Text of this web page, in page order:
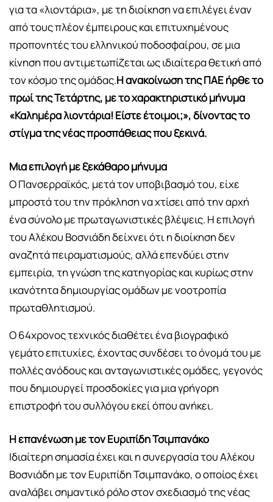
για τα «λιοντάρια», με τη διοίκηση να επιλέγει έναν
από τους πλέον έμπειρους και επιτυχημένους
προπονητές του ελληνικού ποδοσφαίρου, σε μια
κίνηση που αντιμετωπίζεται ως ιδιαίτερα θετική από
τον κόσμο της ομάδας.Η ανακοίνωση της ΠΑΕ ήρθε το
πρωί της Τετάρτης, με το χαρακτηριστικό μήνυμα
«Καλημέρα λιοντάρια! Είστε έτοιμοι;», δίνοντας το
στίγμα της νέας προσπάθειας που ξεκινά.
Μια επιλογή με ξεκάθαρο μήνυμα
Ο Πανσερραϊκός, μετά τον υποβιβασμό του, είχε
μπροστά του την πρόκληση να χτίσει από την αρχή
ένα σύνολο με πρωταγωνιστικές βλέψεις. Η επιλογή
του Αλέκου Βοσνιάδη δείχνει ότι η διοίκηση δεν
αναζητά πειραματισμούς, αλλά επενδύει στην
εμπειρία, τη γνώση της κατηγορίας και κυρίως στην
ικανότητα δημιουργίας ομάδων με νοοτροπία
πρωταθλητισμού.
Ο 64χρονος τεχνικός διαθέτει ένα βιογραφικό
γεμάτο επιτυχίες, έχοντας συνδέσει το όνομά του με
πολλές ανόδους και ανταγωνιστικές ομάδες, γεγονός
που δημιουργεί προσδοκίες για μια γρήγορη
επιστροφή του συλλόγου εκεί όπου ανήκει.
Η επανένωση με τον Ευριπίδη Τσιμπανάκο
Ιδιαίτερη σημασία έχει και η συνεργασία του Αλέκου
Βοσνιάδη με τον Ευριπίδη Τσιμπανάκο, ο οποίος έχει
αναλάβει σημαντικό ρόλο στον σχεδιασμό της νέας